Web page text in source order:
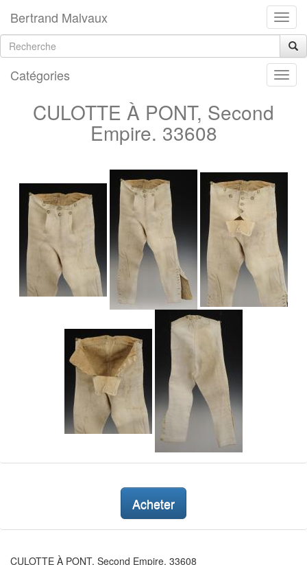
Bertrand Malvaux
Catégories
CULOTTE À PONT, Second
Empire. 33608
Acheter
CULOTTE À PONT, Second Empire. 33608